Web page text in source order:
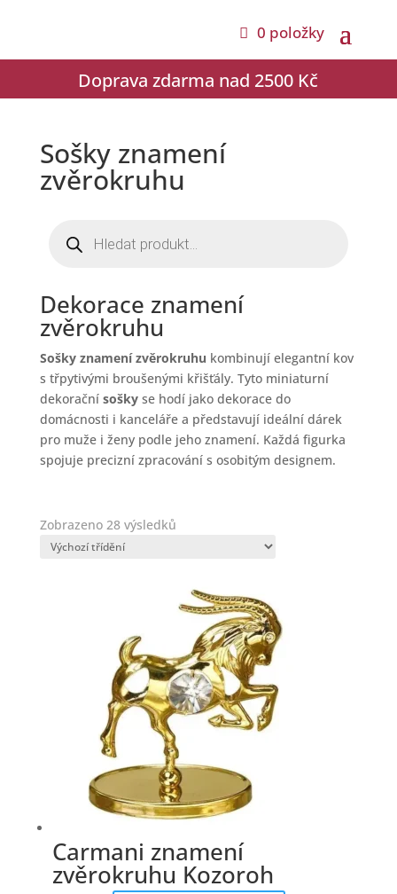
0 položky
Doprava zdarma nad 2500 Kč
Sošky znamení
zvěrokruhu
search
Dekorace znamení
zvěrokruhu
Sošky znamení zvěrokruhu kombinují elegantní kov
s třpytivými broušenými křišťály. Tyto miniaturní
dekorační soškyse hodí jako dekorace do
domácnosti i kanceláře a představují ideální dárek
pro muže i ženy podle jeho znamení. Každá figurka
spojuje precizní zpracování s osobitým designem.
Zobrazeno 28 výsledků
Carmani znamení
zvěrokruhu Kozoroh